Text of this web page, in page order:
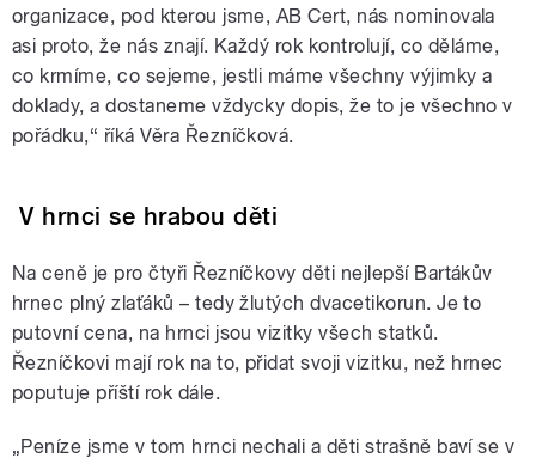
organizace, pod kterou jsme, AB Cert, nás nominovala
asi proto, že nás znají. Každý rok kontrolují, co děláme,
co krmíme, co sejeme, jestli máme všechny výjimky a
doklady, a dostaneme vždycky dopis, že to je všechno v
pořádku,“ říká Věra Řezníčková.
V hrnci se hrabou děti
Na ceně je pro čtyři Řezníčkovy děti nejlepší Bartákův
hrnec plný zlaťáků – tedy žlutých dvacetikorun. Je to
putovní cena, na hrnci jsou vizitky všech statků.
Řezníčkovi mají rok na to, přidat svoji vizitku, než hrnec
poputuje příští rok dále.
„Peníze jsme v tom hrnci nechali a děti strašně baví se v